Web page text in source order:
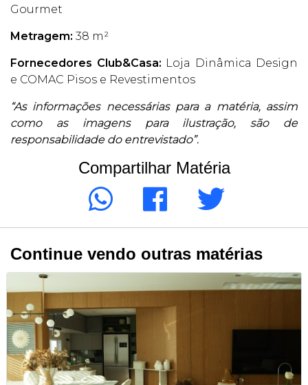
Gourmet
Metragem: 38 m²
Fornecedores Club&Casa: Loja Dinâmica Design
e COMAC Pisos e Revestimentos
“As informações necessárias para a matéria, assim
como as imagens para ilustração, são de
responsabilidade do entrevistado”.
Compartilhar Matéria
Continue vendo outras matérias